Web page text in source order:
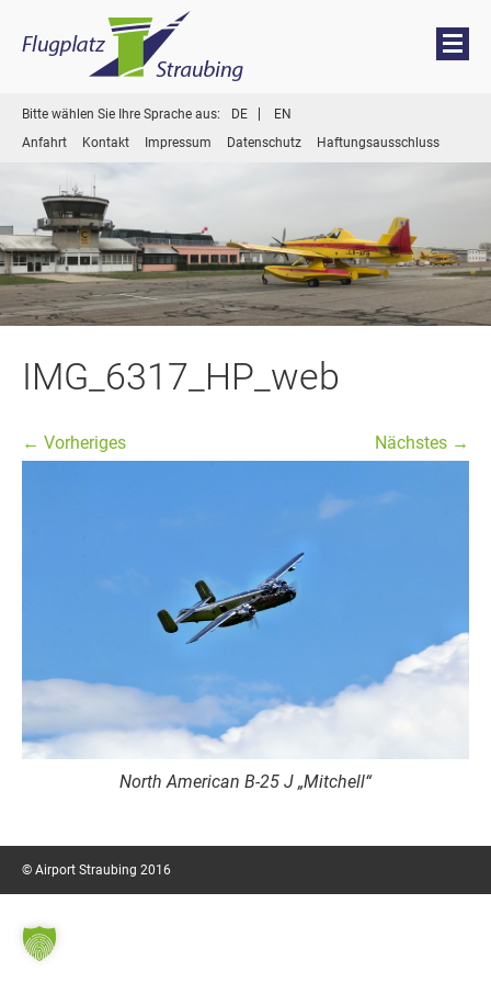
Menü
Inhalt
springen
Bitte wählen Sie Ihre Sprache aus: DE
EN
Anfahrt
Kontakt Impressum Datenschutz Haftungsausschluss
IMG_6317_HP_web
← Vorheriges Nächstes →
North American B-25 J „Mitchell“
© Airport Straubing 2016